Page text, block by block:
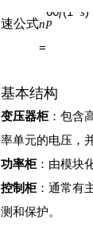
速公式n
=
p
60f(1 −s)
基本结构
变压器柜：包含
率单元的电压，
功率柜：由模块
控制柜：通常有
测和保护。